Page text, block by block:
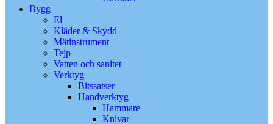
Bygg
El
Kläder & Skydd
Mätinstrument
Tejp
Vatten och sanitet
Verktyg
Bitssatser
Handverktyg
Hammare
Knivar